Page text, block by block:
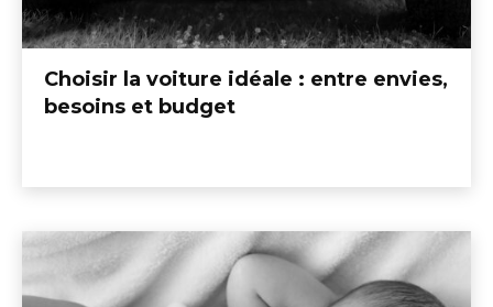
Choisir la voiture idéale : entre envies,
besoins et budget